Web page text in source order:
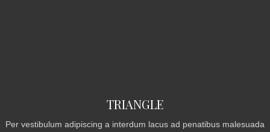
TRIANGLE
Per vestibulum adipiscing a interdum lacus ad penatibus malesuada